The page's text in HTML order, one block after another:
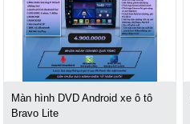
Màn hình DVD Android xe ô tô
Bravo Lite